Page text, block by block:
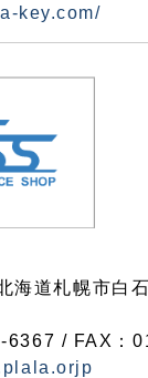
key.com/
道札幌市白
6367 / FAX：